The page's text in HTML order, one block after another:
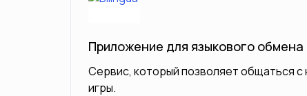
Приложение для языкового обмена
Сервис, который позволяет общаться с
игры.